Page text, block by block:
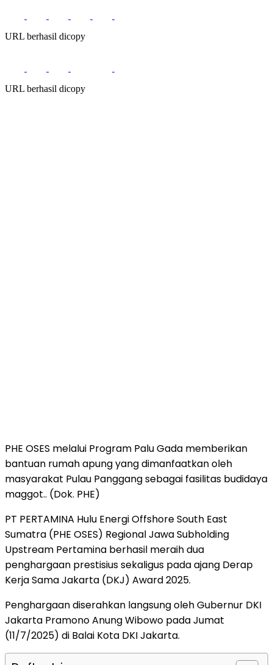
URL berhasil dicopy
URL berhasil dicopy
PHE OSES melalui Program Palu Gada memberikan
bantuan rumah apung yang dimanfaatkan oleh
masyarakat Pulau Panggang sebagai fasilitas budidaya
maggot.. (Dok. PHE)
PT PERTAMINA Hulu Energi Offshore South East
Sumatra (PHE OSES) Regional Jawa Subholding
Upstream Pertamina berhasil meraih dua
penghargaan prestisius sekaligus pada ajang Derap
Kerja Sama Jakarta (DKJ) Award 2025.
Penghargaan diserahkan langsung oleh Gubernur DKI
Jakarta Pramono Anung Wibowo pada Jumat
(11/7/2025) di Balai Kota DKI Jakarta.